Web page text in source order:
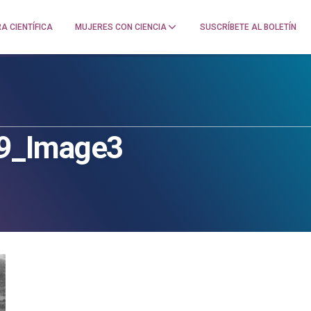
CIENTÍFICA MUJERES CON CIENCIA SUSCRÍBETE AL BOLETÍN